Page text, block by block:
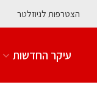
הצטרפות לניוזלטר
עיקר החדשות